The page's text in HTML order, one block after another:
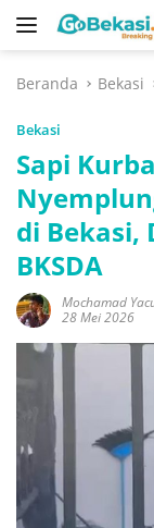
Langsung
Beranda
Bekasi
Bekasi
Sapi
di Bekasi,
BKSDA
Mochamad
28 Mei 2026